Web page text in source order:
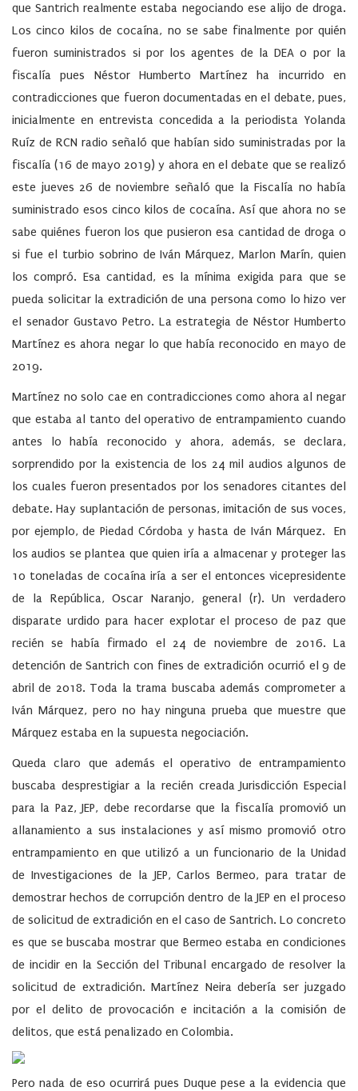
que Santrich realmente estaba negociando ese alijo de droga.
Los cinco kilos de cocaína, no se sabe finalmente por quién
fueron suministrados si por los agentes de la DEA o por la
fiscalía pues Néstor Humberto Martínez ha incurrido en
contradicciones que fueron documentadas en el debate, pues,
inicialmente en entrevista concedida a la periodista Yolanda
Ruíz de RCN radio señaló que habían sido suministradas por la
fiscalía (16 de mayo 2019) y ahora en el debate que se realizó
este jueves 26 de noviembre señaló que la Fiscalía no había
suministrado esos cinco kilos de cocaína. Así que ahora no se
sabe quiénes fueron los que pusieron esa cantidad de droga o
si fue el turbio sobrino de Iván Márquez, Marlon Marín, quien
los compró. Esa cantidad, es la mínima exigida para que se
pueda solicitar la extradición de una persona como lo hizo ver
el senador Gustavo Petro. La estrategia de Néstor Humberto
Martínez es ahora negar lo que había reconocido en mayo de
2019.
Martínez no solo cae en contradicciones como ahora al negar
que estaba al tanto del operativo de entrampamiento cuando
antes lo había reconocido y ahora, además, se declara,
sorprendido por la existencia de los 24 mil audios algunos de
los cuales fueron presentados por los senadores citantes del
debate. Hay suplantación de personas, imitación de sus voces,
por ejemplo, de Piedad Córdoba y hasta de Iván Márquez. En
los audios se plantea que quien iría a almacenar y proteger las
10 toneladas de cocaína iría a ser el entonces vicepresidente
de la República, Oscar Naranjo, general (r). Un verdadero
disparate urdido para hacer explotar el proceso de paz que
recién se había firmado el 24 de noviembre de 2016. La
detención de Santrich con fines de extradición ocurrió el 9 de
abril de 2018. Toda la trama buscaba además comprometer a
Iván Márquez, pero no hay ninguna prueba que muestre que
Márquez estaba en la supuesta negociación.
Queda claro que además el operativo de entrampamiento
buscaba desprestigiar a la recién creada Jurisdicción Especial
para la Paz, JEP, debe recordarse que la fiscalía promovió un
allanamiento a sus instalaciones y así mismo promovió otro
entrampamiento en que utilizó a un funcionario de la Unidad
de Investigaciones de la JEP, Carlos Bermeo, para tratar de
demostrar hechos de corrupción dentro de la JEP en el proceso
de solicitud de extradición en el caso de Santrich. Lo concreto
es que se buscaba mostrar que Bermeo estaba en condiciones
de incidir en la Sección del Tribunal encargado de resolver la
solicitud de extradición. Martínez Neira debería ser juzgado
por el delito de provocación e incitación a la comisión de
delitos, que está penalizado en Colombia.
Pero nada de eso ocurrirá pues Duque pese a la evidencia que